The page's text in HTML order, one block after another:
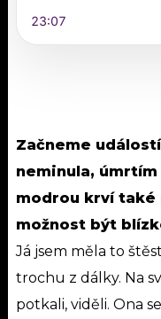
Začneme
neminula, úmrtím
modrou krví také
možnost být
Já jsem měla to
trochu z dálky. Na
potkali, viděli. Ona